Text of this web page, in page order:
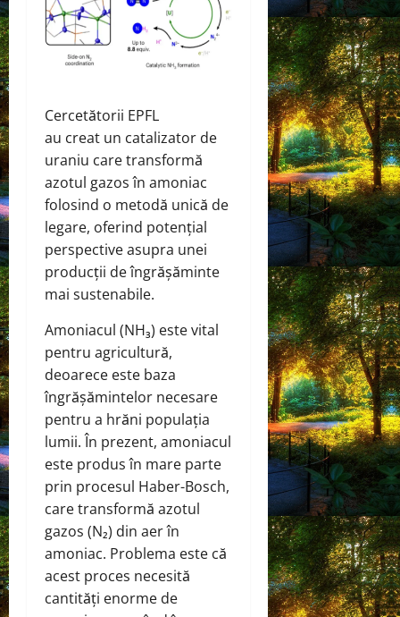
Cercetătorii EPFL
au creat un catalizator de
uraniu care transformă
azotul gazos în amoniac
folosind o metodă unică de
legare, oferind potențial
perspective asupra unei
producții de îngrășăminte
mai sustenabile.
Amoniacul (NH₃) este vital
pentru agricultură,
deoarece este baza
îngrășămintelor necesare
pentru a hrăni populația
lumii. În prezent, amoniacul
este produs în mare parte
prin procesul Haber-Bosch,
care transformă azotul
gazos (N₂) din aer în
amoniac. Problema este că
acest proces necesită
cantități enorme de